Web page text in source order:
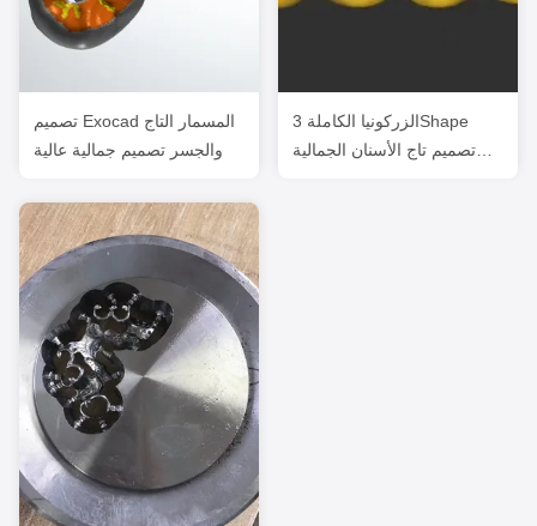
تصميم Exocad المسمار التاج
والجسر تصميم جمالية عالية
الزركونيا الكاملة 3Shape
تصميم تاج الأسنان الجمالية